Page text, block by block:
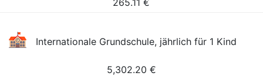
265.11 €
Internationale Grundschule, jährlich für 1 Kind
5,302.20 €